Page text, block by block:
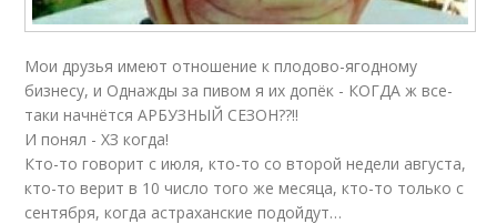
Мои друзья имеют отношение к плодово-ягодному
бизнесу, и Однажды за пивом я их допёк - КОГДА ж все-
таки начнётся АРБУЗНЫЙ СЕЗОН??!!
И понял - ХЗ когда!
Кто-то говорит с июля, кто-то со второй недели августа,
кто-то верит в 10 число того же месяца, кто-то только с
сентября, когда астраханские подойдут…